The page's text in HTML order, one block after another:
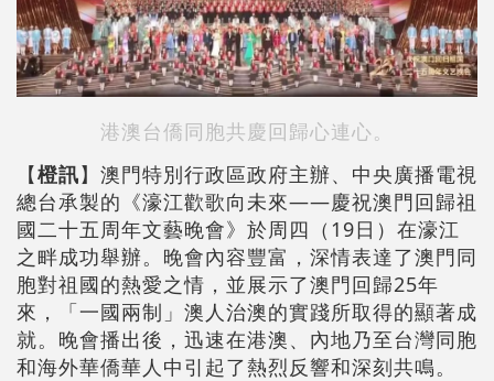
港澳台僑同胞共慶回歸心連心。
【橙訊】澳門特別行政區政府主辦、中央廣播電視
總台承製的《濠江歡歌向未來——慶祝澳門回歸祖
國二十五周年文藝晚會》於周四（19日）在濠江
之畔成功舉辦。晚會內容豐富，深情表達了澳門同
胞對祖國的熱愛之情，並展示了澳門回歸25年
來，「一國兩制」澳人治澳的實踐所取得的顯著成
就。晚會播出後，迅速在港澳、內地乃至台灣同胞
和海外華僑華人中引起了熱烈反響和深刻共鳴。